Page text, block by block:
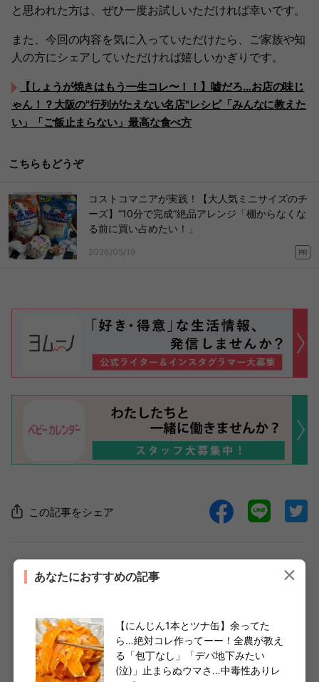
と思われた方は、ぜひ一度お試しいただければ幸いです。
また、今回の内容を気に入っていただけたら、ご家族や知
人の方にシェアしていただければ嬉しいかぎりです。
【しょうが焼きはもう一生コレ〜！！】嘘だろ…お店の味じ
ゃん！？大阪の"行列がたえない名店"レシピ「みんなに教えた
い」「ご飯止まらない」最高な食べ方
こちらもどうぞ
コストコマニアが実践！【大人気ミニサイズのチ
ーズ】“10分で完成”絶品アレンジ「棚からなくな
る前に買い占めたい！」
2026/05/19 PR
この記事をシェア
1週間の献立に役立つレシピが満載！家族が喜ぶお弁当
おうちごはんまとめはこちら
あなたにおすすめの記事
【にんじん1本とツナ缶】余ってた
ら…絶対コレ作ってーー！全農が教え
る「包丁なし」「デパ地下みたい
(泣)」止まらぬウマさ…中毒性ありレ